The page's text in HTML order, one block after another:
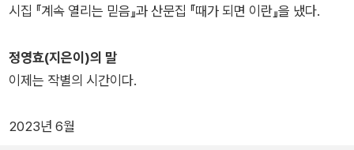
시집 『계속 열리는 믿음』과 산문집 『때가 되면 이란』을 냈다.
정영효(지은이)의 말
이제는 작별의 시간이다.
2023년 6월